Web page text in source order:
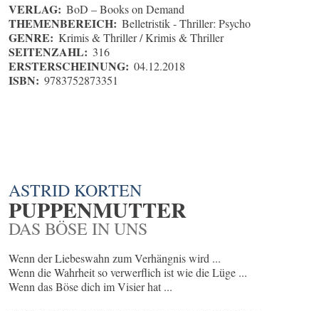
VERLAG: BoD – Books on Demand
THEMENBEREICH: Belletristik - Thriller: Psycho
GENRE: Krimis & Thriller / Krimis & Thriller
SEITENZAHL: 316
ERSTERSCHEINUNG: 04.12.2018
ISBN: 9783752873351
ASTRID KORTEN
PUPPENMUTTER
DAS BÖSE IN UNS
Wenn der Liebeswahn zum Verhängnis wird ...
Wenn die Wahrheit so verwerflich ist wie die Lüge ...
Wenn das Böse dich im Visier hat ...